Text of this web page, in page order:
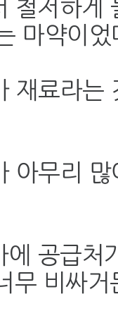
철저하게
마약이었
재료라는
아무리
에 공급처
무 비싸거